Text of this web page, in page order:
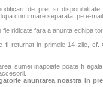
de pret si
confirmare separata, pe e-
ridicate fara a anunta echipa
fi returnat in primele 14 zile, cf.
sumei inapoiate poate fi
anuntarea noastra in